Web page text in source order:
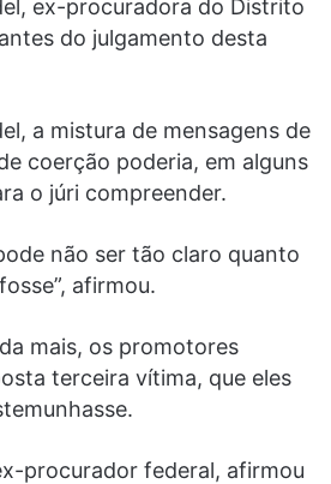
ex-procuradora do Distrito
do julgamento desta
a mistura de mensagens de
coerção poderia, em alguns
o júri compreender.
não ser tão claro quanto
afirmou.
mais, os promotores
terceira vítima, que eles
procurador federal, afirmou